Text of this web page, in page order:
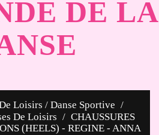
DE LA
Loisirs / Danse Sportive
De Loisirs
CHAUSSURES
(HEELS) - REGINE - ANNA